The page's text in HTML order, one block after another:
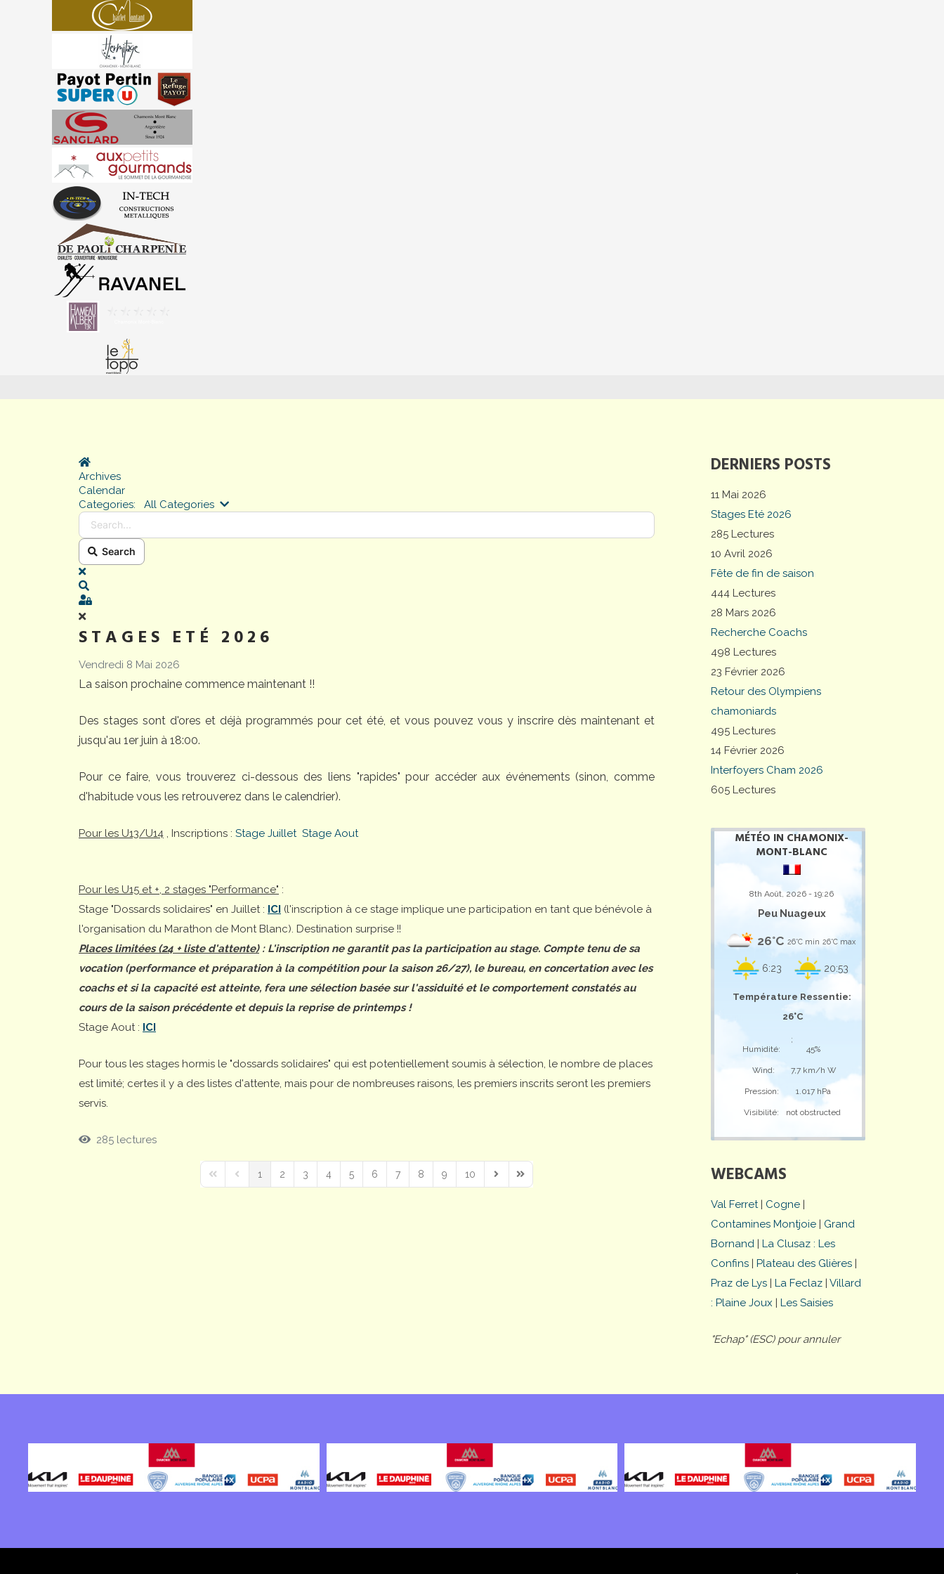
DERNIERS POSTS
11 Mai 2026
Stages Eté 2026
285 Lectures
10 Avril 2026
Fête de fin de saison
444 Lectures
28 Mars 2026
Recherche Coachs
498 Lectures
23 Février 2026
Retour des Olympiens
chamoniards
495 Lectures
14 Février 2026
Interfoyers Cham 2026
605 Lectures
MÉTÉO IN CHAMONIX-
MONT-BLANC
8th Août, 2026 - 19:26
Peu Nuageux
26°C 26°C min 26°C max
6:23 20:53
Température Ressentie:
26°C
;
Humidité:
45%
Wind: 7,7 km/h W
Pression: 1.017 hPa
Visibilité: not obstructed
WEBCAMS
Val Ferret| Cogne |
Contamines Montjoie | Grand
Bornand | La Clusaz : Les
Confins | Plateau des Glières |
Praz de Lys | La Feclaz | Villard
: Plaine Joux | Les Saisies
"Echap" (ESC) pour annuler
Home
Archives
Calendar
Categories:
All Categories Search...
Search
x
Sign In
STAGES ETÉ 2026
Vendredi 8 Mai 2026
La saison prochaine commence maintenant !!
Des stages sont d'ores et déjà programmés pour cet été, et vous pouvez vous y inscrire dès maintenant et
jusqu'au 1er juin à 18:00.
Pour ce faire, vous trouverez ci-dessous des liens "rapides" pour accéder aux événements (sinon, comme
d'habitude vous les retrouverez dans le calendrier).
Pour les U13/U14 , Inscriptions : Stage Juillet Stage Aout
Pour les U15 et +, 2 stages "Performance" :
Stage "Dossards solidaires" en Juillet : ICI (l'inscription à ce stage implique une participation en tant que bénévole à
l'organisation du Marathon de Mont Blanc). Destination surprise !!
Places limitées (24 + liste d'attente): L'inscription ne garantit pas la participation au stage. Compte tenu de sa
vocation (performance et préparation à la compétition pour la saison 26/27), le bureau, en concertation avec les
coachs et si la capacité est atteinte, fera une sélection basée sur l'assiduité et le comportement constatés au
cours de la saison précédente et depuis la reprise de printemps !
Stage Aout : ICI
Pour tous les stages hormis le "dossards solidaires" qui est potentiellement soumis à sélection, le nombre de places
est limité; certes il y a des listes d'attente, mais pour de nombreuses raisons, les premiers inscrits seront les premiers
servis.
285 lectures
First PagePrevious Page
1 2 3 4 5 6 7 8 9 10
Next PageLast Page